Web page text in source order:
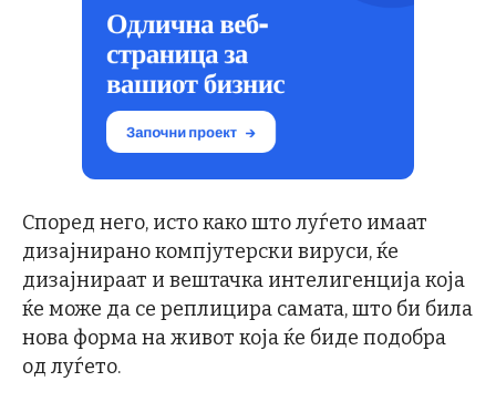
Според него, исто како што луѓето имаат
дизајнирано компјутерски вируси, ќе
дизајнираат и вештачка интелигенција која
ќе може да се реплицира самата, што би била
нова форма на живот која ќе биде подобра
од луѓето.